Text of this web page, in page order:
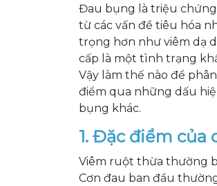
Đau bụng là triệu
từ các vấn đề tiêu hóa
trọng hơn như viêm dạ
cấp là một tình trạng
Vậy làm thế nào để
điểm qua những dấu
bụng khác.
1. Đặc điểm
Viêm ruột thừa thường
Cơn đau ban đầu